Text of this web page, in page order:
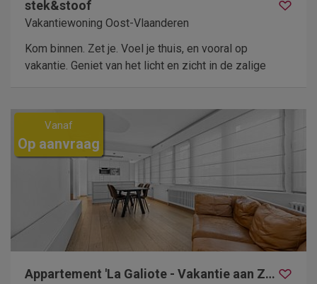
stek&stoof
Vakantiewoning Oost-Vlaanderen
Kom binnen. Zet je. Voel je thuis, en vooral op
vakantie. Geniet van het licht en zicht in de zalige
Vanaf
Op aanvraag
Appartement 'La Galiote - Vakantie aan Zee'